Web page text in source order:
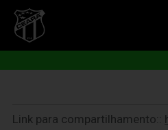
Link para compartilhamento::